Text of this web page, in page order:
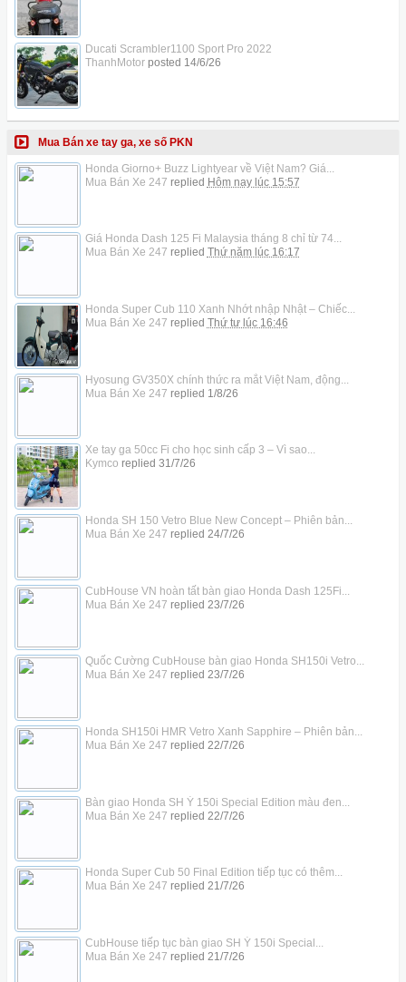
Ducati Scrambler1100 Sport Pro 2022
ThanhMotorposted 14/6/26
Mua Bán xe tay ga, xe số PKN
Honda Giorno+ Buzz Lightyear về Việt Nam? Giá...
Mua Bán Xe 247 replied Hôm nay lúc 15:57
Giá Honda Dash 125 Fi Malaysia tháng 8 chỉ từ 74...
Mua Bán Xe 247 replied Thứ năm lúc 16:17
Honda Super Cub 110 Xanh Nhớt nhập Nhật – Chiếc...
Mua Bán Xe 247 replied Thứ tư lúc 16:46
Hyosung GV350X chính thức ra mắt Việt Nam, động...
Mua Bán Xe 247 replied 1/8/26
Xe tay ga 50cc Fi cho học sinh cấp 3 – Vì sao...
Kymco replied 31/7/26
Honda SH 150 Vetro Blue New Concept – Phiên bản...
Mua Bán Xe 247 replied 24/7/26
CubHouse VN hoàn tất bàn giao Honda Dash 125Fi...
Mua Bán Xe 247 replied 23/7/26
Quốc Cường CubHouse bàn giao Honda SH150i Vetro...
Mua Bán Xe 247 replied 23/7/26
Honda SH150i HMR Vetro Xanh Sapphire – Phiên bản...
Mua Bán Xe 247 replied 22/7/26
Bàn giao Honda SH Ý 150i Special Edition màu đen...
Mua Bán Xe 247 replied 22/7/26
Honda Super Cub 50 Final Edition tiếp tục có thêm...
Mua Bán Xe 247 replied 21/7/26
CubHouse tiếp tục bàn giao SH Ý 150i Special...
Mua Bán Xe 247 replied 21/7/26